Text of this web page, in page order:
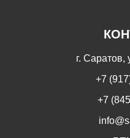
г. Саратов,
+7
+7